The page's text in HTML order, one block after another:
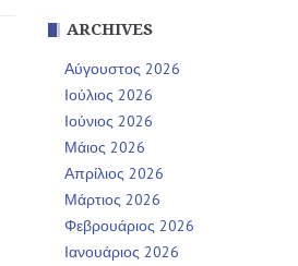
ARCHIVES
Αύγουστος 2026
Ιούλιος 2026
Ιούνιος 2026
Μάιος 2026
Απρίλιος 2026
Μάρτιος 2026
Φεβρουάριος 2026
Ιανουάριος 2026